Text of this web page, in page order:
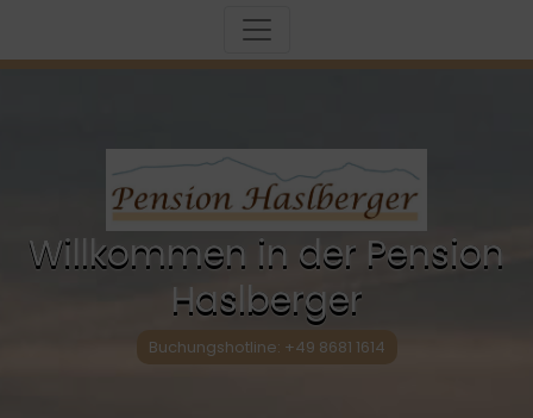
Willkommen in der Pension
Haslberger
Buchungshotline: +49 8681 1614